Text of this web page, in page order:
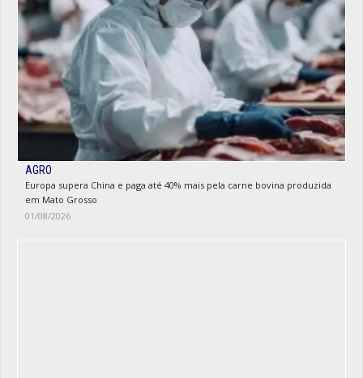
AGRO
Europa supera China e paga até 40% mais pela carne bovina produzida
em Mato Grosso
01/08/2026